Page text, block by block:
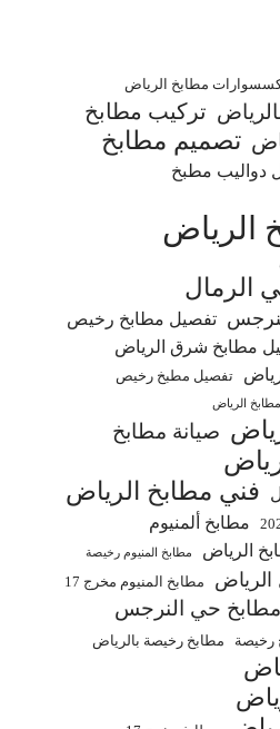
مطابخ الرياض
تركيب مطابخ
تصميم مطابخ
دواليب مطبخ
الرياض
الرمال
تفصيل مطابخ رخيص
مطابخ شرق الرياض
تفصيل مطبخ رخيص
الرياض
صيانة مطابخ
فني مطابخ الرياض
مطابخ ألمنيوم
الرياض مطابخ المنيوم رخيصة
الرياض مطابخ المنيوم مخرج 17
مطابخ حي النرجس
رخيصة مطابخ رخيصة بالرياض